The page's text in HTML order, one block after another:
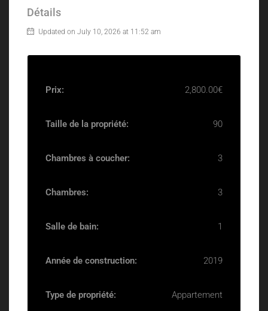
Détails
Updated on July 10, 2026 at 11:52 am
Prix: 2,800.00€
Taille de la propriété: 90
Chambres à coucher: 3
Chambres: 3
Salle de bain: 1
Année de construction: 2019
Type de propriété: Appartement